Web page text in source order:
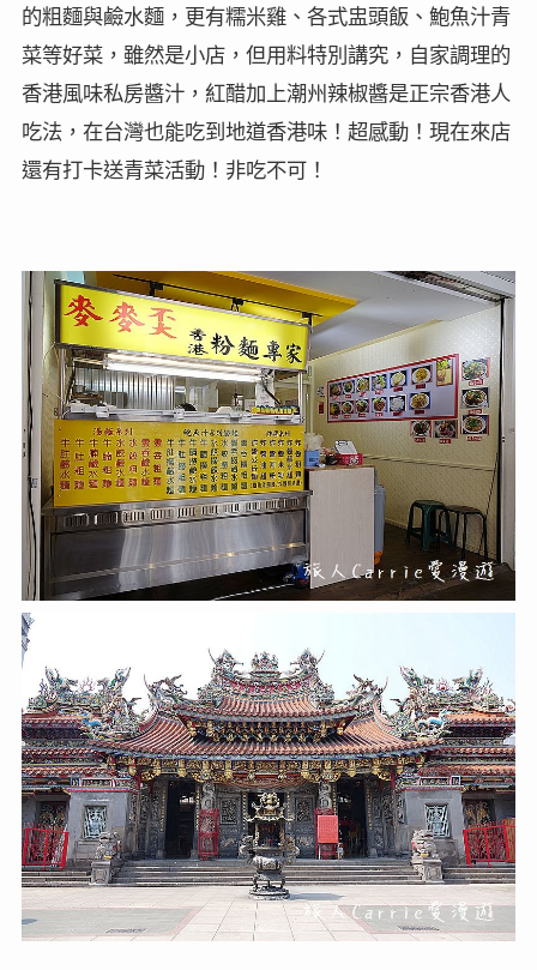
的粗麵與鹼水麵，更有糯米雞、各式盅頭飯、鮑魚汁青
菜等好菜，雖然是小店，但用料特別講究，自家調理的
香港風味私房醬汁，紅醋加上潮州辣椒醬是正宗香港人
吃法，在台灣也能吃到地道香港味！超感動！現在來店
還有打卡送青菜活動！非吃不可！